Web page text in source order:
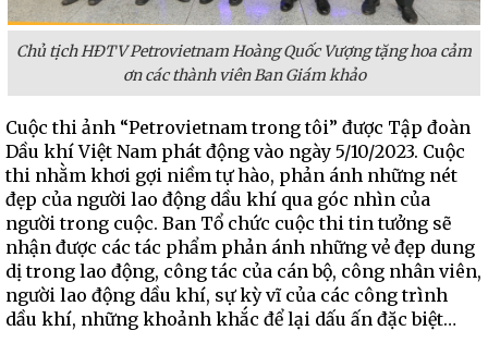
Chủ tịch HĐTV Petrovietnam Hoàng Quốc Vượng tặng hoa cảm
ơn các thành viên Ban Giám khảo
Cuộc thi ảnh “Petrovietnam trong tôi” được Tập đoàn
Dầu khí Việt Nam phát động vào ngày 5/10/2023. Cuộc
thi nhằm khơi gợi niềm tự hào, phản ánh những nét
đẹp của người lao động dầu khí qua góc nhìn của
người trong cuộc. Ban Tổ chức cuộc thi tin tưởng sẽ
nhận được các tác phẩm phản ánh những vẻ đẹp dung
dị trong lao động, công tác của cán bộ, công nhân viên,
người lao động dầu khí, sự kỳ vĩ của các công trình
dầu khí, những khoảnh khắc để lại dấu ấn đặc biệt…